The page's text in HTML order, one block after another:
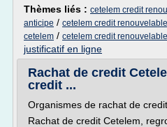
Thèmes liés : cetelem credit
anticipe / cetelem credit
cetelem / cetelem credit renouvelable
justificatif en ligne
Rachat de credit
credit ...
Organismes de rachat de credit
Rachat de credit Cetelem,